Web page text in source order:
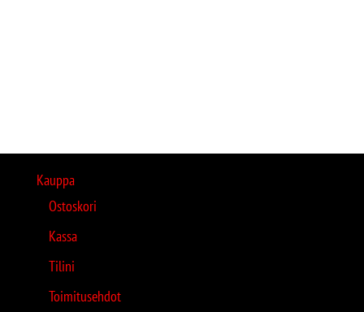
Kauppa
Ostoskori
Kassa
Tilini
Toimitusehdot